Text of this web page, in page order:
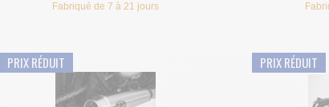
Fabriqué de 7 à 21 jours
PRIX RÉDUIT PRIX RÉDUIT